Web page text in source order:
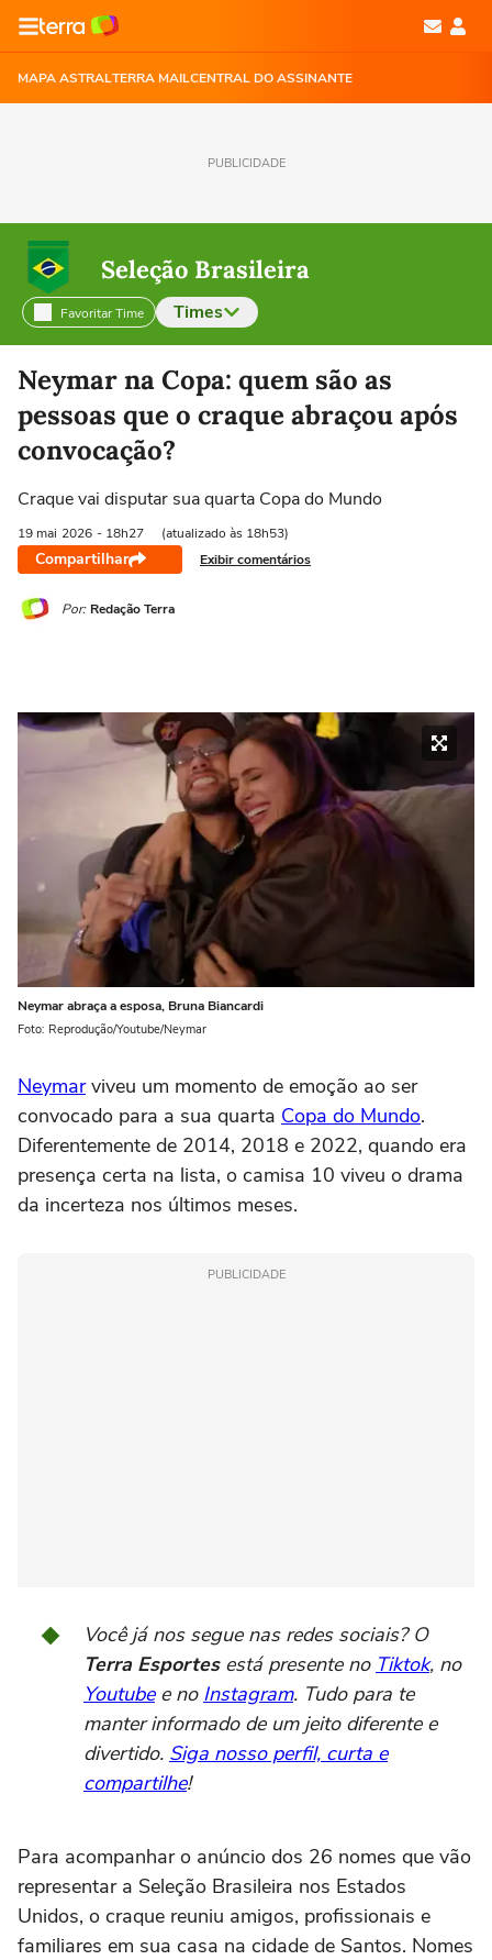
MAPA ASTRALTERRA MAILCENTRAL DO ASSINANTE
PUBLICIDADE
Seleção Brasileira
Favoritar Time Times
Selecione o time para ver as notícias
Neymar na Copa: quem são as
pessoas que o craque abraçou após
convocação?
Craque vai disputar sua quarta Copa do Mundo
19 mai 2026 - 18h27 (atualizado às 18h53)
Compartilhar Exibir comentários
Por: Redação Terra
Neymar abraça a esposa, Bruna Biancardi
Foto: Reprodução/Youtube/Neymar
Neymarviveu um momento de emoção ao ser
convocado para a sua quarta Copa do Mundo.
Diferentemente de 2014, 2018 e 2022, quando era
presença certa na lista, o camisa 10 viveu o drama
da incerteza nos últimos meses.
PUBLICIDADE
Você já nos segue nas redes sociais? O
Terra Esportesestá presente no Tiktok, no
Youtubee no Instagram. Tudo para te
manter informado de um jeito diferente e
divertido. Siga nosso perfil, curta e
compartilhe!
Para acompanhar o anúncio dos 26 nomes que vão
representar a Seleção Brasileira nos Estados
Unidos, o craque reuniu amigos, profissionais e
familiares em sua casa na cidade de Santos. Nomes